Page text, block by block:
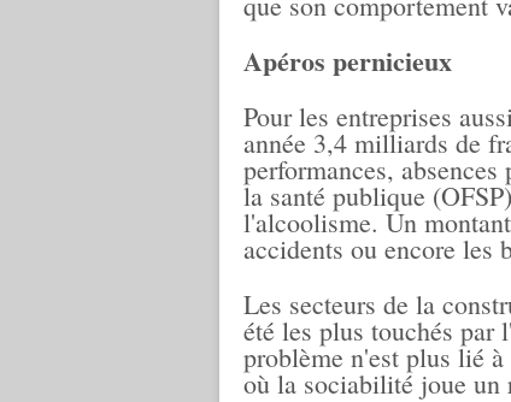
Apéros pernicieux
Pour les entreprises
année 3,4 milliards de
performances,
la santé publique
l'alcoolisme. Un
accidents ou encore les
Les secteurs de la
été les plus touchés
problème n'est plus lié
où la sociabilité joue un